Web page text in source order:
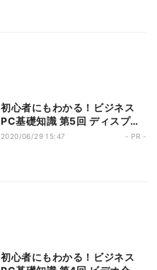
初心者にもわかる！ビジネス
PC基礎知識 第5回 ディスプレ
イスタンドと一体型のPC 柔
2020/06/29 15:47 - PR -
初心者にもわかる！ビジネス